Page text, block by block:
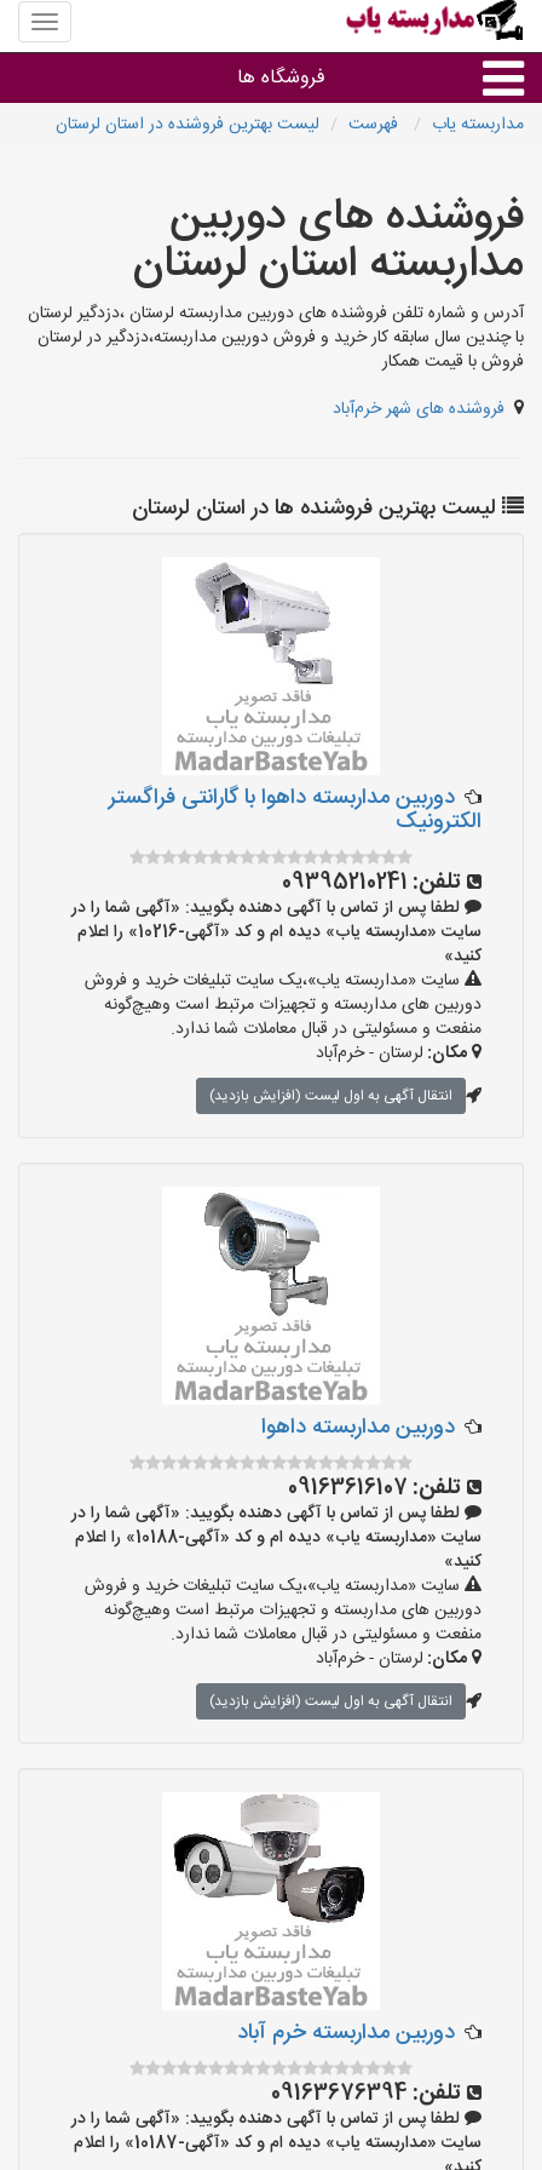
منوی
سایت
یاب
فروشگاه ها
براساس برند
فروشندگان دوربین مداربسته
مداربسته یاب فهرست لیست بهترین فروشنده در استان لرستان
فروشنده های دوربین
مداربسته استان لرستان
آدرس و شماره تلفن فروشنده های دوربین مداربسته لرستان ،دزدگیر لرستان
با چندین سال سابقه کار خرید و فروش دوربین مداربسته،دزدگیر در لرستان
فروش با قیمت همکار
فروشنده های شهر خرم‌آباد
لیست بهترین فروشنده ها در استان لرستان
دوربین مداربسته داهوا با گارانتی فراگستر
الکترونیک
تلفن: 09395210241
لطفا پس از تماس با آگهی دهنده بگویید: «آگهی شما را در
سایت «مداربسته یاب» دیده ام و کد «آگهی-10216» را اعلام
کنید»
سایت «مداربسته یاب»،یک سایت تبلیغات خرید و فروش
دوربین های مداربسته و تجهیزات مرتبط است وهیچ‌گونه
منفعت و مسئولیتی در قبال معاملات شما ندارد.
مکان: لرستان - خرم‌آباد
انتقال آگهی به اول لیست (افزایش بازدید)
دوربین مداربسته داهوا
تلفن: 09163616107
لطفا پس از تماس با آگهی دهنده بگویید: «آگهی شما را در
سایت «مداربسته یاب» دیده ام و کد «آگهی-10188» را اعلام
کنید»
سایت «مداربسته یاب»،یک سایت تبلیغات خرید و فروش
دوربین های مداربسته و تجهیزات مرتبط است وهیچ‌گونه
منفعت و مسئولیتی در قبال معاملات شما ندارد.
مکان: لرستان - خرم‌آباد
انتقال آگهی به اول لیست (افزایش بازدید)
دوربین مداربسته خرم آباد
تلفن: 09163676394
لطفا پس از تماس با آگهی دهنده بگویید: «آگهی شما را در
سایت «مداربسته یاب» دیده ام و کد «آگهی-10187» را اعلام